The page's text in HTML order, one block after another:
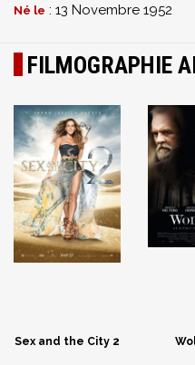
Né le : 13 Novembre 1952
FILMOGRAPHIE
Sex and the City 2